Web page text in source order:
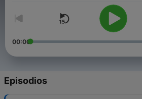
00:00
Episodios